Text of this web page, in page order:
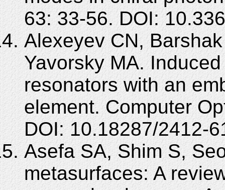
63: 33-56. DOI:
Alexeyev CN,
Yavorsky MA.
resonators with an
element. Computer
DOI: 10.18287/2412-
Asefa SA, Shim S,
metasurfaces: A